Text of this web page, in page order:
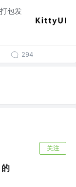
包发
294
关注